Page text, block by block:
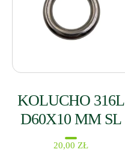
KOLUCHO 316L
D60X10 MM SL
20,00 ZŁ